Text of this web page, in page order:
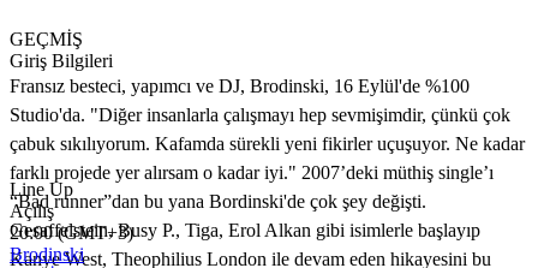
GEÇMİŞ
Giriş Bilgileri
Fransız besteci, yapımcı ve DJ, Brodinski, 16 Eylül'de %100
Studio'da. "Diğer insanlarla çalışmayı hep sevmişimdir, çünkü çok
çabuk sıkılıyorum. Kafamda sürekli yeni fikirler uçuşuyor. Ne kadar
farklı projede yer alırsam o kadar iyi." 2007’deki müthiş single’ı
“Bad runner”dan bu yana Bordinski'de çok şey değişti.
Gesaffelstein, Busy P., Tiga, Erol Alkan gibi isimlerle başlayıp
Kanye West, Theophilius London ile devam eden hikayesini bu
Line Up
Açılış
20:00 (GMT+3)
Brodinski